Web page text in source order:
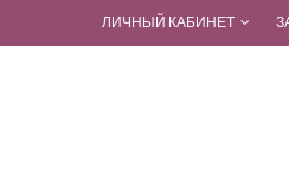
ЛИЧНЫЙ КАБИНЕТ